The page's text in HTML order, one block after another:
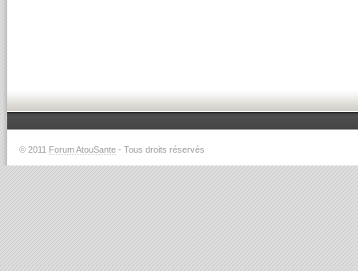
© 2011 Forum AtouSante - Tous droits réservés